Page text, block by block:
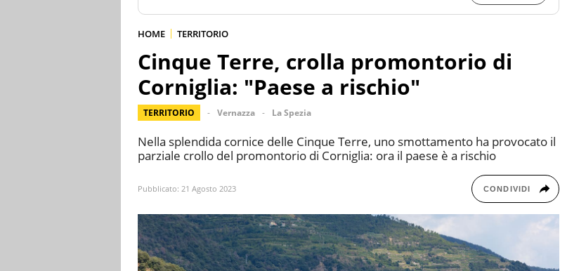
HOME TERRITORIO
Cinque Terre, crolla promontorio di
Corniglia: "Paese a rischio"
TERRITORIO Vernazza La Spezia
Nella splendida cornice delle Cinque Terre, uno smottamento ha provocato il
parziale crollo del promontorio di Corniglia: ora il paese è a rischio
Pubblicato: 21 Agosto 2023 CONDIVIDI